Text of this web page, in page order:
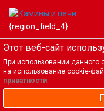
{region_field_4}
Политика
конфиденциальности
Согласие на обработку
персональных данных
Этот веб-сайт
При использовании данного
на использование cookie-
приватности.